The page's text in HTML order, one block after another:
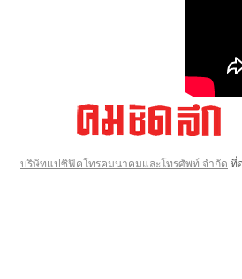
บริษัทแปซิฟิคโทรคมนาคมและโทรศัพท์ จำกัด ที่